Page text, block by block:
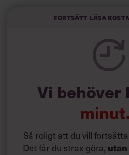
kortfattat slarviga vd-stilen.
Fortsätt läsa
Vi behöver
Så roligt att du vill
Det får du strax göra,